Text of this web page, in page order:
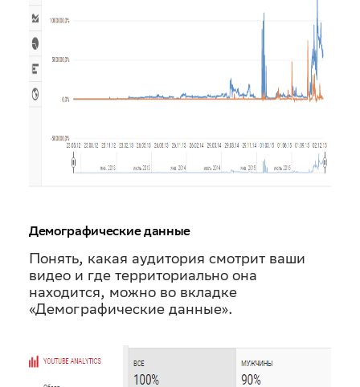
Демографические данные
Понять, какая аудитория смотрит ваши
видео и где территориально она
находится, можно во вкладке
«Демографические данные».